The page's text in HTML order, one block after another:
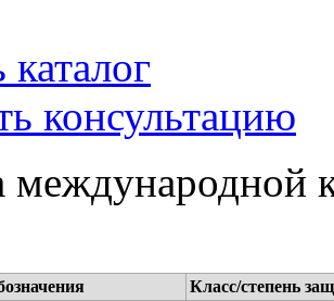
каталог
консультацию
международной
Класс/степень